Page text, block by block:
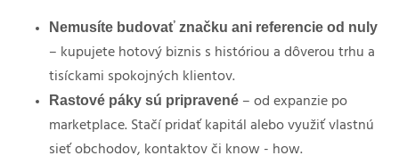
Nemusíte budovať značku ani referencie od nuly
– kupujete hotový biznis s históriou a dôverou trhu a
tisíckami spokojných klientov.
Rastové páky sú pripravené – od expanzie po
marketplace. Stačí pridať kapitál alebo využiť vlastnú
sieť obchodov, kontaktov či know - how.